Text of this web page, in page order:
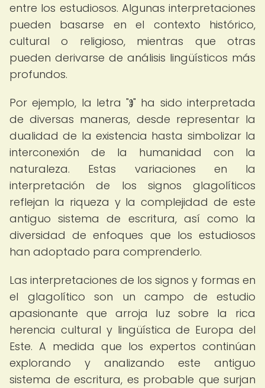
entre los estudiosos. Algunas interpretaciones
pueden basarse en el contexto histórico,
cultural o religioso, mientras que otras
pueden derivarse de análisis lingüísticos más
profundos.
Por ejemplo, la letra "Ⱁ" ha sido interpretada
de diversas maneras, desde representar la
dualidad de la existencia hasta simbolizar la
interconexión de la humanidad con la
naturaleza. Estas variaciones en la
interpretación de los signos glagolíticos
reflejan la riqueza y la complejidad de este
antiguo sistema de escritura, así como la
diversidad de enfoques que los estudiosos
han adoptado para comprenderlo.
Las interpretaciones de los signos y formas en
el glagolítico son un campo de estudio
apasionante que arroja luz sobre la rica
herencia cultural y lingüística de Europa del
Este. A medida que los expertos continúan
explorando y analizando este antiguo
sistema de escritura, es probable que surjan